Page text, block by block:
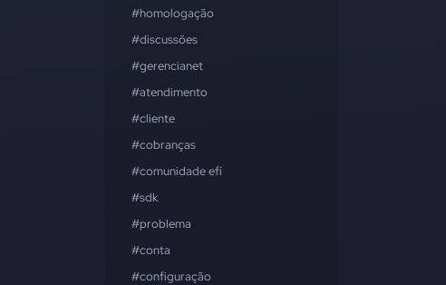
#homologação
#discussões
#gerencianet
#atendimento
#cliente
#cobranças
#comunidade efí
#sdk
#problema
#conta
#configuração